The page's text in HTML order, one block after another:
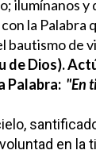
ilumínanos
la Palabra
bautismo de
de Dios).
Palabra: "En
en la